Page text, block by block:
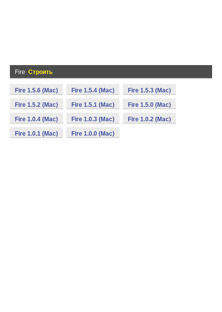
Fire Строить
Fire 1.5.6 (Mac) Fire 1.5.4 (Mac) Fire 1.5.3 (Mac)
Fire 1.5.2 (Mac) Fire 1.5.1 (Mac) Fire 1.5.0 (Mac)
Fire 1.0.4 (Mac) Fire 1.0.3 (Mac) Fire 1.0.2 (Mac)
Fire 1.0.1 (Mac) Fire 1.0.0 (Mac)